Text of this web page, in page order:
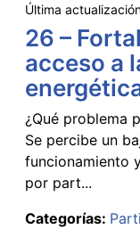
Última
26 –
acceso a
¿Qué problema
Se percibe un
funcionamiento
por part...
Categorías: